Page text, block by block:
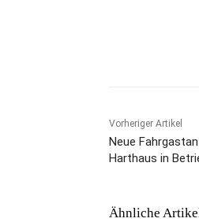
Vorheriger Artikel
Neue
Harthaus in
Ähnliche